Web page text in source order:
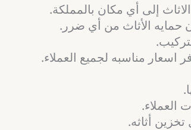
إلى أي مكان بالمملكة.
حمايه الأثاث من أي ضرر.
مناسبه لجميع العملاء.
أثاثه.